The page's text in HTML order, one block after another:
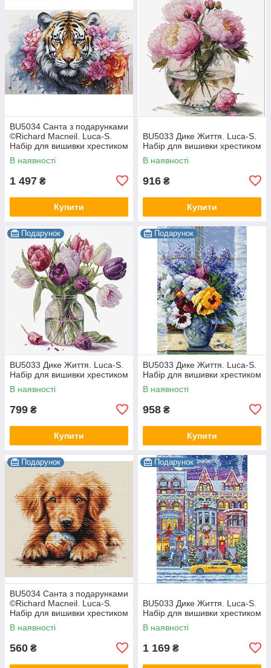
BU5034 Санта з подарунками
©Richard Macneil. Luca-S.
Набір для вишивки хрестиком
В наявності
1 497 ₴
Купити
BU5033 Дике Життя. Luca-S.
Набір для вишивки хрестиком
В наявності
916 ₴
Купити
Подарунок
BU5033 Дике Життя. Luca-S.
Набір для вишивки хрестиком
В наявності
799 ₴
Купити
Подарунок
BU5033 Дике Життя. Luca-S.
Набір для вишивки хрестиком
В наявності
958 ₴
Купити
Подарунок
BU5034 Санта з подарунками
©Richard Macneil. Luca-S.
Набір для вишивки хрестиком
В наявності
560 ₴
Подарунок
BU5033 Дике Життя. Luca-S.
Набір для вишивки хрестиком
В наявності
1 169 ₴